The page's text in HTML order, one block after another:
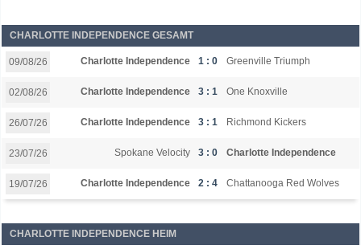
CHARLOTTE INDEPENDENCE GESAMT
09/08/26 Charlotte Independence 1 : 0 Greenville Triumph
02/08/26 Charlotte Independence 3 : 1 One Knoxville
26/07/26 Charlotte Independence 3 : 1 Richmond Kickers
23/07/26 Spokane Velocity 3 : 0 Charlotte Independence
19/07/26 Charlotte Independence 2 : 4 Chattanooga Red Wolves
CHARLOTTE INDEPENDENCE HEIM